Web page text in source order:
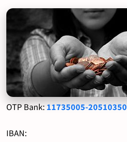
OTP Bank: 11735005-20510350
IBAN: